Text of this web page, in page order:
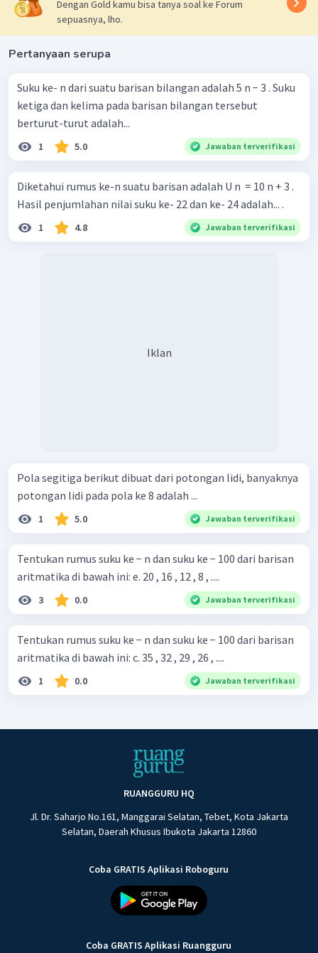
Dengan Gold kamu bisa tanya soal ke Forum
sepuasnya, lho.
Pertanyaan serupa
Suku ke- n dari suatu barisan bilangan adalah 5 n − 3 . Suku
ketiga dan kelima pada barisan bilangan tersebut
berturut-turut adalah...
1 5.0 Jawaban terverifikasi
Diketahui rumus ke-n suatu barisan adalah U n ​ = 10 n + 3 .
Hasil penjumlahan nilai suku ke- 22 dan ke- 24 adalah... .
1 4.8 Jawaban terverifikasi
Iklan
Pola segitiga berikut dibuat dari potongan lidi, banyaknya
potongan lidi pada pola ke 8 adalah ...
1 5.0 Jawaban terverifikasi
Tentukan rumus suku ke − n dan suku ke − 100 dari barisan
aritmatika di bawah ini: e. 20 , 16 , 12 , 8 , ....
3 0.0 Jawaban terverifikasi
Tentukan rumus suku ke − n dan suku ke − 100 dari barisan
aritmatika di bawah ini: c. 35 , 32 , 29 , 26 , ....
1 0.0 Jawaban terverifikasi
RUANGGURU HQ
Jl. Dr. Saharjo No.161, Manggarai Selatan, Tebet, Kota Jakarta
Selatan, Daerah Khusus Ibukota Jakarta 12860
Coba GRATIS Aplikasi Roboguru
Coba GRATIS Aplikasi Ruangguru